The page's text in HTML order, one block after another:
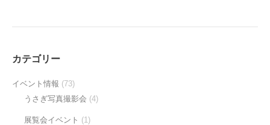
カテゴリー
イベント情報 (73)
うさぎ写真撮影会 (4)
展覧会イベント (1)